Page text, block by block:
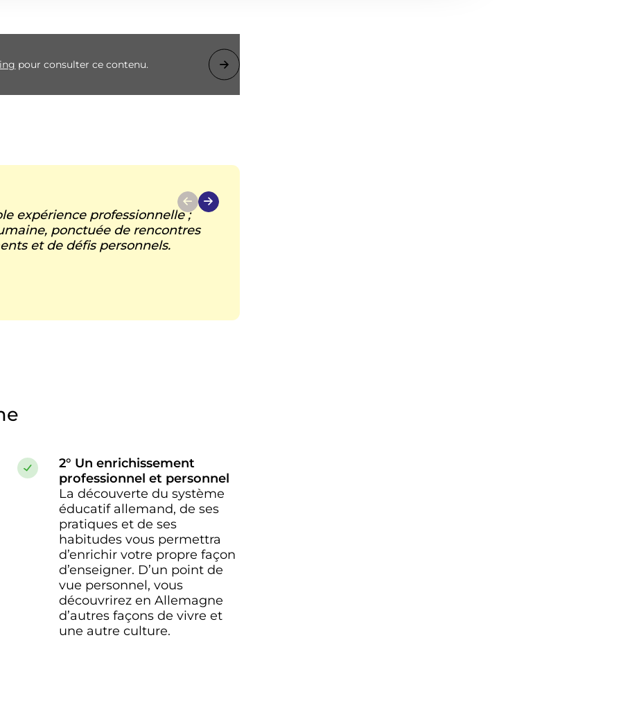
pour consulter ce contenu.
expérience professionnelle ;
ponctuée de rencontres
et de défis personnels.
2° Un enrichissement
professionnel et personnel
La découverte du système
éducatif allemand, de ses
pratiques et de ses
habitudes vous permettra
d’enrichir votre propre façon
d’enseigner. D’un point de
vue personnel, vous
découvrirez en Allemagne
d’autres façons de vivre et
une autre culture.